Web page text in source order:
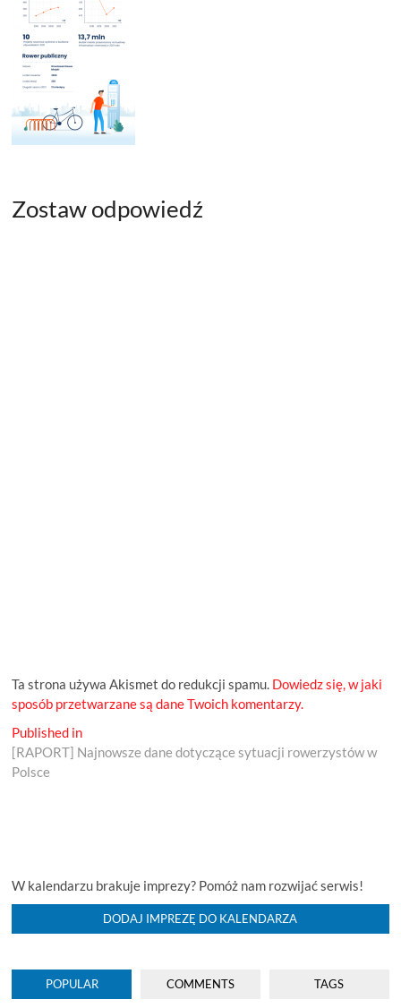
Zostaw odpowiedź
Ta strona używa Akismet do redukcji spamu. Dowiedz się, w jaki
sposób przetwarzane są dane Twoich komentarzy.
Nawigacja
wpisu
Published in
[RAPORT] Najnowsze dane dotyczące sytuacji rowerzystów w
Polsce
W kalendarzu brakuje imprezy? Pomóż nam rozwijać serwis!
DODAJ IMPREZĘ DO KALENDARZA
POPULAR COMMENTS TAGS